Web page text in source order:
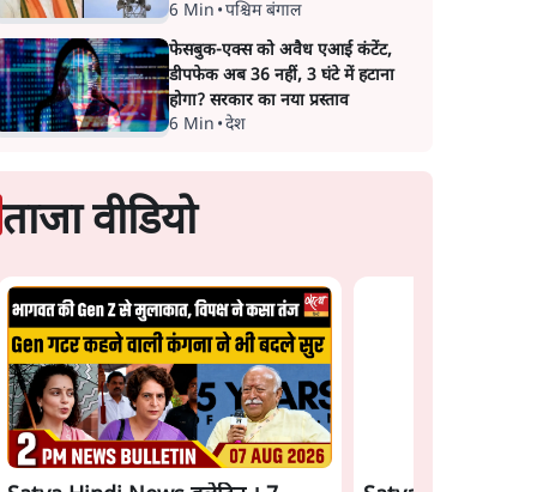
6 Min •पश्चिम बंगाल
फेसबुक-एक्स को अवैध एआई कंटेंट,
डीपफेक अब 36 नहीं, 3 घंटे में हटाना
होगा? सरकार का नया प्रस्ताव
6 Min •देश
ताजा वीडियो